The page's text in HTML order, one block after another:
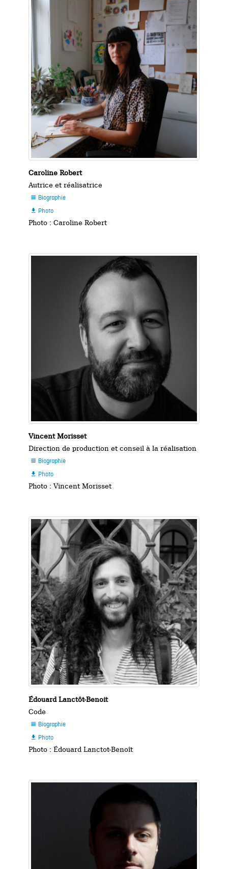
Caroline Robert
Autrice et réalisatrice
 Biographie
 Photo
Photo : Caroline Robert
Vincent Morisset
Direction de production et conseil à la réalisation
 Biographie
 Photo
Photo : Vincent Morisset
Édouard Lanctôt-Benoit
Code
 Biographie
 Photo
Photo : Édouard Lanctot-Benoît